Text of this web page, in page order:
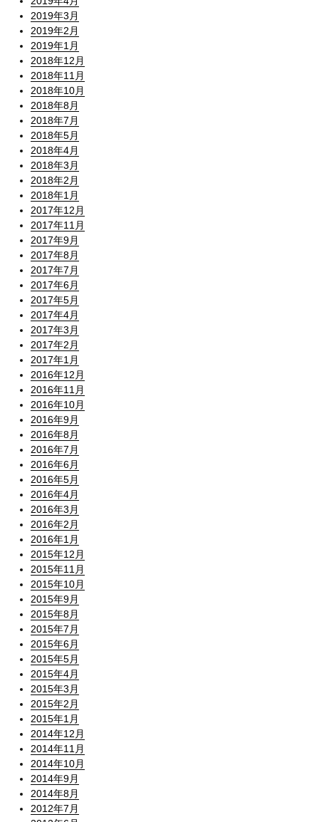
2019年3月
2019年2月
2019年1月
2018年12月
2018年11月
2018年10月
2018年8月
2018年7月
2018年5月
2018年4月
2018年3月
2018年2月
2018年1月
2017年12月
2017年11月
2017年9月
2017年8月
2017年7月
2017年6月
2017年5月
2017年4月
2017年3月
2017年2月
2017年1月
2016年12月
2016年11月
2016年10月
2016年9月
2016年8月
2016年7月
2016年6月
2016年5月
2016年4月
2016年3月
2016年2月
2016年1月
2015年12月
2015年11月
2015年10月
2015年9月
2015年8月
2015年7月
2015年6月
2015年5月
2015年4月
2015年3月
2015年2月
2015年1月
2014年12月
2014年11月
2014年10月
2014年9月
2014年8月
2012年7月